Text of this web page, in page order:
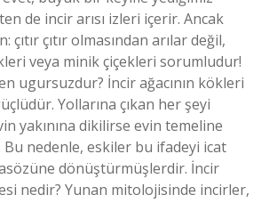
de incir arısı izleri içerir. Ancak
çıtır çıtır olmasından arılar değil,
veya minik çiçekleri sorumludur!
ugursuzdur? İncir ağacının kökleri
Yollarına çıkan her şeyi
yakınına dikilirse evin temeline
nedenle, eskiler bu ifadeyi icat
dönüştürmüşlerdir. İncir
nedir? Yunan mitolojisinde incirler,